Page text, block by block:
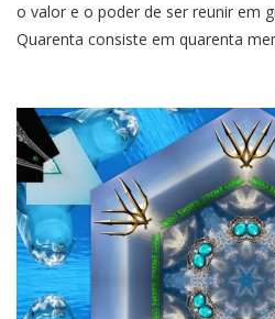
o valor e o poder de ser reunir em
Quarenta consiste em quarenta